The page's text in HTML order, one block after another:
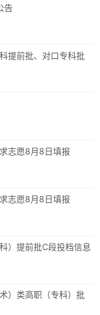
告
提前批、对口专科批
志愿8月8日填报
志愿8月8日填报
）提前批C段投档信息
）类高职（专科）批